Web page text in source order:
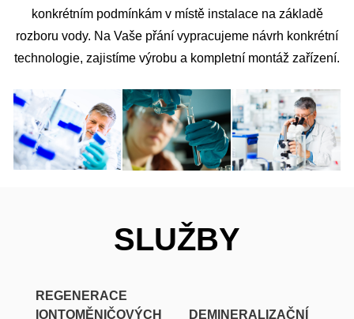
konkrétním podmínkám v místě instalace na základě
rozboru vody. Na Vaše přání vypracujeme návrh konkrétní
technologie, zajistíme výrobu a kompletní montáž zařízení.
SLUŽBY
REGENERACE
IONTOMĚNIČOVÝCH
DEMINERALIZAČNÍ